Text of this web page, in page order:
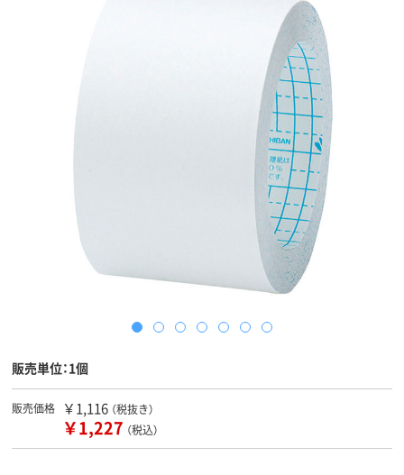
販売単位：1個
販売価格 ￥1,116 （税抜き）
￥1,227 （税込）